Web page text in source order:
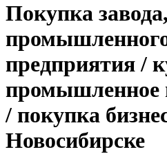
Покупка завода,
предприятия /
промышленное
/ покупка
Новосибирске